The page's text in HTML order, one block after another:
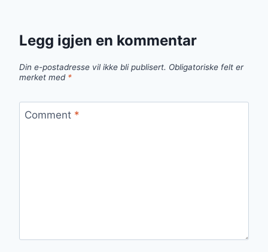
Legg igjen en kommentar
Din e-postadresse vil ikke bli publisert. Obligatoriske felt er
merket med *
Comment *